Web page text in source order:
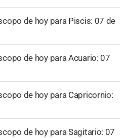
de hoy para Piscis: 07 de
de hoy para Acuario: 07
de hoy para Capricornio:
de hoy para Sagitario: 07